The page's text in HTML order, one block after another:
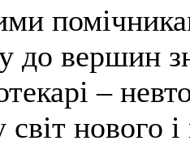
до вершин
–
нового